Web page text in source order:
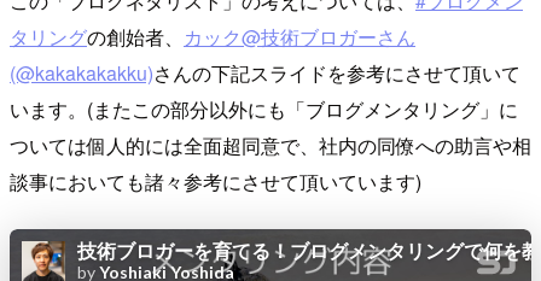
タリングの創始者、 カック@技術ブロガーさん
(@kakakakakku)さんの下記スライドを参考にさせて頂いて
います。(またこの部分以外にも「ブログメンタリング」に
ついては個人的には全面超同意で、社内の同僚への助言や相
談事においても諸々参考にさせて頂いています)